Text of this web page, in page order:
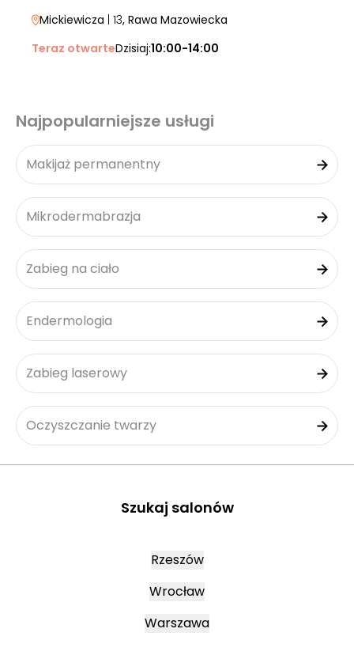
Mickiewicza | 13, Rawa Mazowiecka
Teraz otwarteDzisiaj:10:00-14:00
Najpopularniejsze usługi
Makijaż permanentny
Mikrodermabrazja
Zabieg na ciało
Endermologia
Zabieg laserowy
Oczyszczanie twarzy
Szukaj salonów
Rzeszów
Wrocław
Warszawa